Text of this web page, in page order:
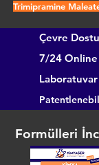
Trimipramine
Çevre
7/24
Formülleri